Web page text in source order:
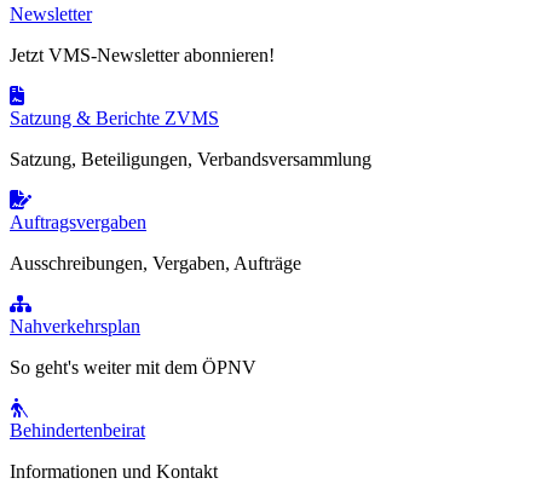
Newsletter
Jetzt VMS-Newsletter abonnieren!
Satzung & Berichte ZVMS
Satzung, Beteiligungen, Verbandsversammlung
Auftragsvergaben
Ausschreibungen, Vergaben, Aufträge
Nahverkehrsplan
So geht's weiter mit dem ÖPNV
Behindertenbeirat
Informationen und Kontakt